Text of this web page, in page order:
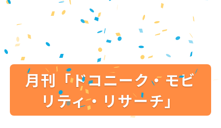
月刊「ドコニーク・モビ
リティ・リサーチ」